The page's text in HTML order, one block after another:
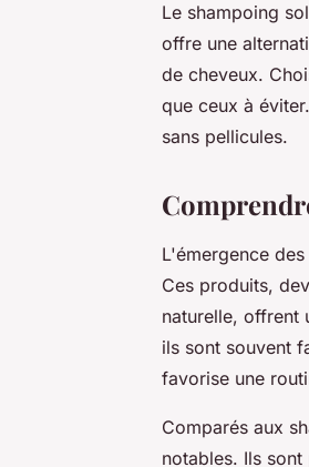
Le shampoing
offre une
de cheveux.
que ceux à
sans pellicules.
L'émergence des
Ces produits,
naturelle, offrent
ils sont souvent
favorise une
Comparés aux
notables. Ils